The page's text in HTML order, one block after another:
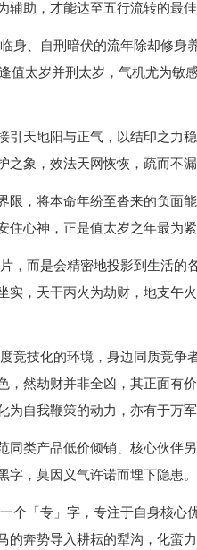
助，才能达至五行流转的最佳
身、自刑暗伏的流年除却修身
值太岁并刑太岁，气机尤为敏
引天地阳与正气，以结印之力
象，效法天网恢恢，疏而不
限，将本命年纷至沓来的负面
心神，正是值太岁之年最为紧
，而是会精密地投影到生活的
实，天干丙火为劫财，地支午
竞技化的环境，身边同质竞争
，然劫财并非全凶，其正面有
自我鞭策的动力，亦有于万军
同类产品低价倾销、核心伙伴
，莫因义气许诺而埋下隐患。
个「专」字，专注于自身核心
的奔势导入耕耘的犁沟，化蛮